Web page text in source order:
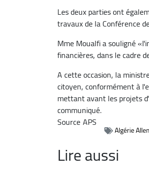
Les deux parties ont
travaux de la Conférence
Mme Moualfi a souligné
financières, dans le cadre
A cette occasion, la
citoyen, conformément à
mettant avant les projets
communiqué.
SourceAPS
Algérie
Lire aussi